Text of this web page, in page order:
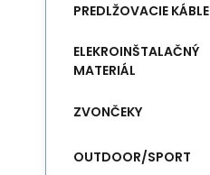
PREDLŽOVACIE KÁBLE
ELEKROINŠTALAČNÝ
MATERIÁL
ZVONČEKY
OUTDOOR/SPORT